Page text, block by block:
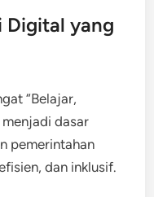
Digital yang
“Belajar,
menjadi dasar
pemerintahan
dan inklusif.